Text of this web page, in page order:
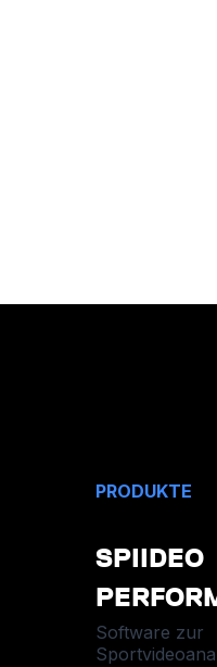
PRODUKTE
SPIIDEO
Software zur